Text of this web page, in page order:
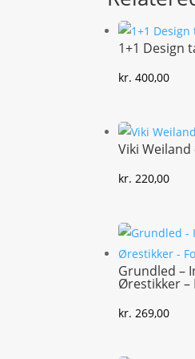
1+1 Design
kr. 400,00
Viki Weiland
kr. 220,00
Grundled –
Ørestikker –
kr. 269,00